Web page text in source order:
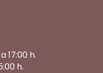
17:00 h.
h.